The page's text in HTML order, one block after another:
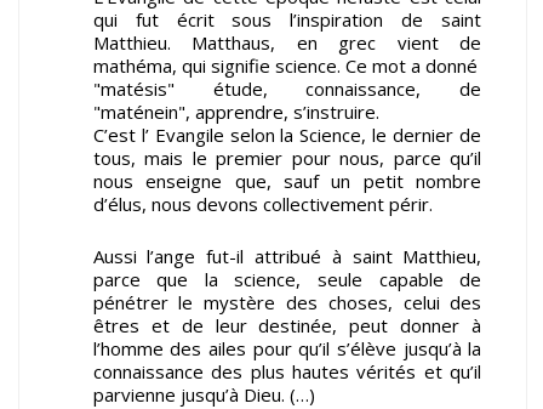
qui fut écrit sous l’inspiration de saint
Matthieu. Matthaus, en grec vient de
mathéma, qui signifie science. Ce mot a donné
"matésis" étude, connaissance, de
"maténein", apprendre, s’instruire.
C’est l’ Evangile selon la Science, le dernier de
tous, mais le premier pour nous, parce qu’il
nous enseigne que, sauf un petit nombre
d’élus, nous devons collectivement périr.
Aussi l’ange fut-il attribué à saint Matthieu,
parce que la science, seule capable de
pénétrer le mystère des choses, celui des
êtres et de leur destinée, peut donner à
l’homme des ailes pour qu’il s’élève jusqu’à la
connaissance des plus hautes vérités et qu’il
parvienne jusqu’à Dieu. (…)